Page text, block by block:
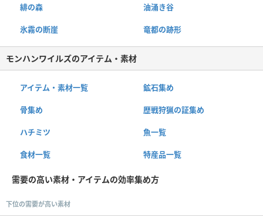
緋の森 油涌き谷
氷霧の断崖 竜都の跡形
モンハンワイルズのアイテム・素材
アイテム・素材一覧 鉱石集め
骨集め 歴戦狩猟の証集め
ハチミツ 魚一覧
食材一覧 特産品一覧
需要の高い素材・アイテムの効率集め方
下位の需要が高い素材